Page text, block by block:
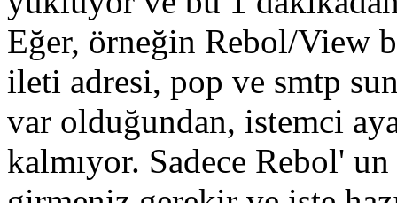
Eğer, örneğin Rebol/View
ileti adresi, pop ve smtp
var olduğundan, istemci
kalmıyor. Sadece Rebol'